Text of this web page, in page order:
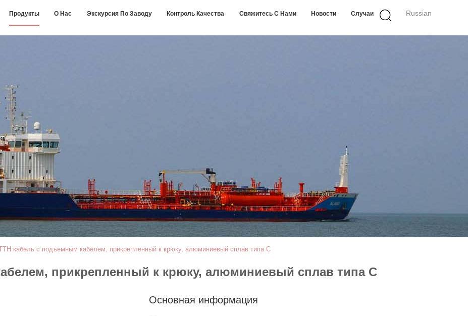
Russian
Продукты О Нас Экскурсия По Заводу Контроль Качества Свяжитесь С Нами Новости Случаи
кабель с подъемным кабелем, прикрепленный к крюку, алюминиевый сплав типа C
прикрепленный к крюку, алюминиевый сплав типа C
Основная информация